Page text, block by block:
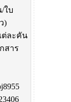
ใบ
)
ต่ละคัน
สาร